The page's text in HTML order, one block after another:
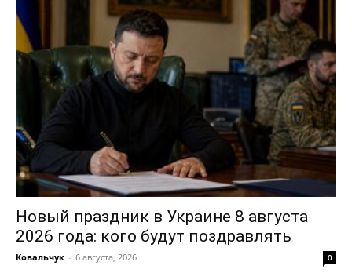
Новый праздник в Украине 8 августа
2026 года: кого будут поздравлять
Ковальчук - 6 августа, 2026 0